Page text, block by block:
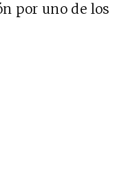
por uno de los